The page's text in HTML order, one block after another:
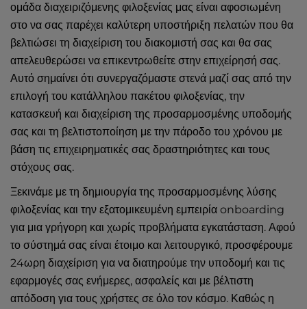
ομάδα διαχειριζόμενης φιλοξενίας μας είναι αφοσιωμένη
στο να σας παρέχει καλύτερη υποστήριξη πελατών που θα
βελτιώσει τη διαχείριση του διακομιστή σας και θα σας
απελευθερώσει να επικεντρωθείτε στην επιχείρησή σας.
Αυτό σημαίνει ότι συνεργαζόμαστε στενά μαζί σας από την
επιλογή του κατάλληλου πακέτου φιλοξενίας, την
κατασκευή και διαχείριση της προσαρμοσμένης υποδομής
σας και τη βελτιστοποίηση με την πάροδο του χρόνου με
βάση τις επιχειρηματικές σας δραστηριότητες και τους
στόχους σας.
Ξεκινάμε με τη δημιουργία της προσαρμοσμένης λύσης
φιλοξενίας και την εξατομικευμένη εμπειρία onboarding
για μια γρήγορη και χωρίς προβλήματα εγκατάσταση. Αφού
το σύστημά σας είναι έτοιμο και λειτουργικό, προσφέρουμε
24ωρη διαχείριση για να διατηρούμε την υποδομή και τις
εφαρμογές σας ενήμερες, ασφαλείς και με βέλτιστη
απόδοση για τους χρήστες σε όλο τον κόσμο. Καθώς η